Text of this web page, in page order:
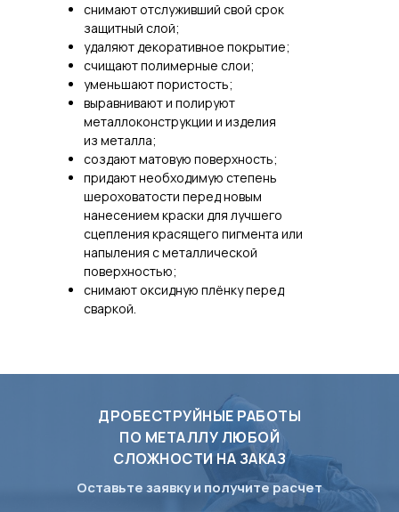
снимают отслуживший свой срок
защитный слой;
удаляют декоративное покрытие;
счищают полимерные слои;
уменьшают пористость;
выравнивают и полируют
металлоконструкции и изделия
из металла;
создают матовую поверхность;
придают необходимую степень
шероховатости перед новым
нанесением краски для лучшего
сцепления красящего пигмента или
напыления с металлической
поверхностью;
снимают оксидную плёнку перед
сваркой.
Оставьте заявку и получите расчет
ДРОБЕСТРУЙНЫЕ РАБОТЫ
ПО МЕТАЛЛУ ЛЮБОЙ
СЛОЖНОСТИ НА ЗАКАЗ